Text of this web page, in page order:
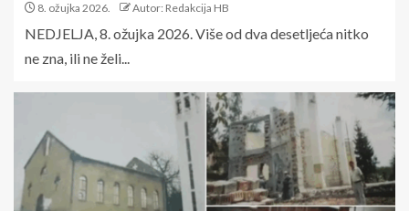
8. ožujka 2026. Autor: Redakcija HB
NEDJELJA, 8. ožujka 2026. Više od dva desetljeća nitko
ne zna, ili ne želi...